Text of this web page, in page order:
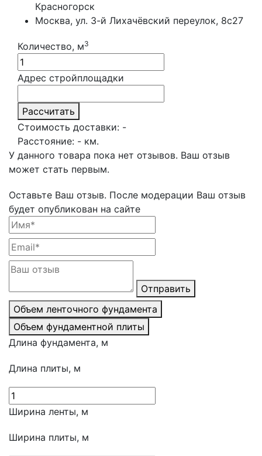
Красногорск
Москва, ул. 3-й Лихачёвский переулок, 8с27
Количество, м3
Адрес стройплощадки
Рассчитать
Стоимость доставки: -
Расстояние: - км.
У данного товара пока нет отзывов. Ваш отзыв
может стать первым.
Оставьте Ваш отзыв. После модерации Ваш отзыв
будет опубликован на сайте
Отправить
Объем ленточного фундамента
Объем фундаментной плиты
Длина фундамента, м
Длина плиты, м
Ширина ленты, м
Ширина плиты, м